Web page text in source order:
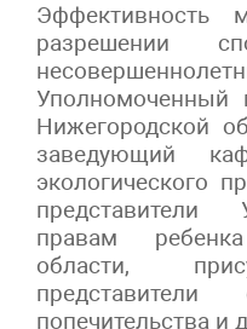
Эффективность
разрешении
Уполномоченный
Нижегородской
заведующий
экологического
представители
правам
области,
попечительства и